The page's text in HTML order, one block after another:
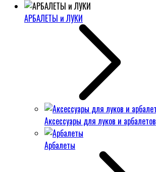
АРБАЛЕТЫ и ЛУКИ
Аксессуары для луков и арбалетов
Арбалеты